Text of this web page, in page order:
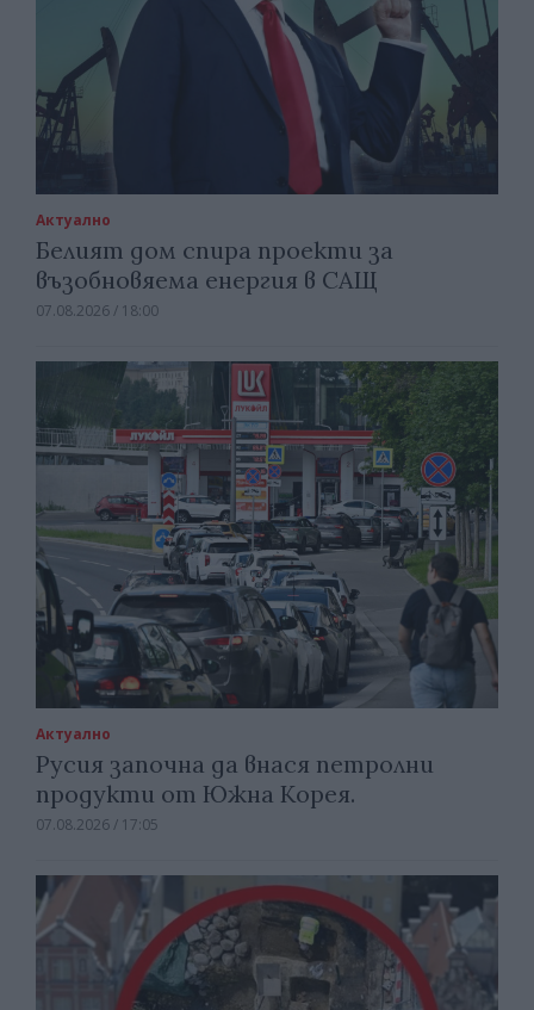
Актуално
Белият дом спира проекти за
възобновяема енергия в САЩ
07.08.2026 / 18:00
Актуално
Русия започна да внася петролни
продукти от Южна Корея.
07.08.2026 / 17:05